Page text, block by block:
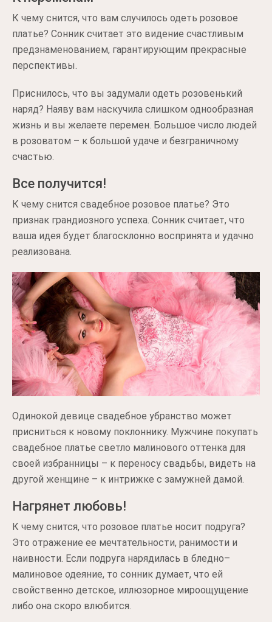
К чему снится, что вам случилось одеть розовое
платье? Сонник считает это видение счастливым
предзнаменованием, гарантирующим прекрасные
перспективы.
Приснилось, что вы задумали одеть розовенький
наряд? Наяву вам наскучила слишком однообразная
жизнь и вы желаете перемен. Большое число людей
в розоватом – к большой удаче и безграничному
счастью.
Все получится!
К чему снится свадебное розовое платье? Это
признак грандиозного успеха. Сонник считает, что
ваша идея будет благосклонно воспринята и удачно
реализована.
Одинокой девице свадебное убранство может
присниться к новому поклоннику. Мужчине покупать
свадебное платье светло малинового оттенка для
своей избранницы – к переносу свадьбы, видеть на
другой женщине – к интрижке с замужней дамой.
Нагрянет любовь!
К чему снится, что розовое платье носит подруга?
Это отражение ее мечтательности, ранимости и
наивности. Если подруга нарядилась в бледно–
малиновое одеяние, то сонник думает, что ей
свойственно детское, иллюзорное мироощущение
либо она скоро влюбится.